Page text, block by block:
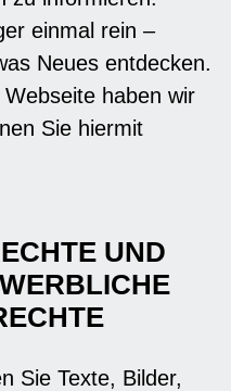
einmal rein –
Neues entdecken.
haben wir
Sie hiermit
UND
Sie Texte, Bilder,